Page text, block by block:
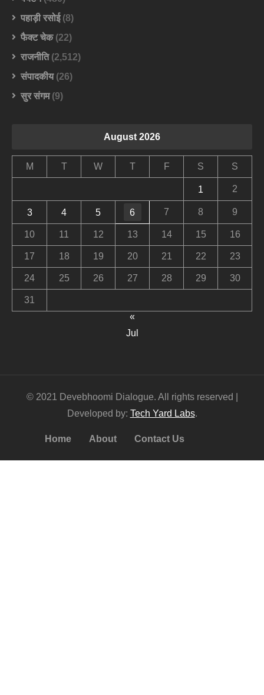
पहाड़ी रसोई(8)
फैक्ट चेक(22)
राजनीति(2,512)
संपादकीय(26)
सुर संगम(9)
August 2026
M T W T F S S
1 2
3 4 5 6 7 8 9
10 11 12 13 14 15 16
17 18 19 20 21 22 23
24 25 26 27 28 29 30
31
«
Jul
© 2021 Devebhoomi Dialogue. All rights reserved |
Developed by: Tech Yard Labs.
Home About Contact Us